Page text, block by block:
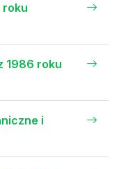
roku
1986 roku
i